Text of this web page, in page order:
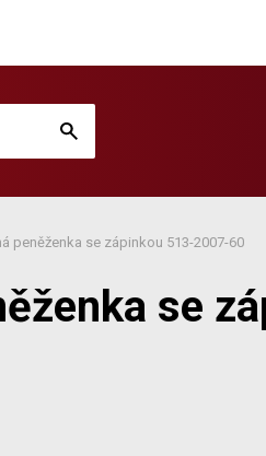
peněženka se zápinkou 513-2007-60
se